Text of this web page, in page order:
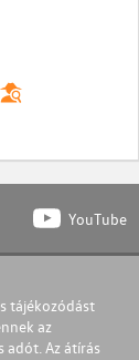
YouTube
tájékozódást
az
adót. Az átírás